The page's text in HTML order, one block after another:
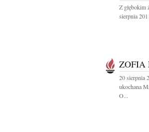
Z głębokim
sierpnia
ZOFIA
20 sierpnia
ukochana
O...